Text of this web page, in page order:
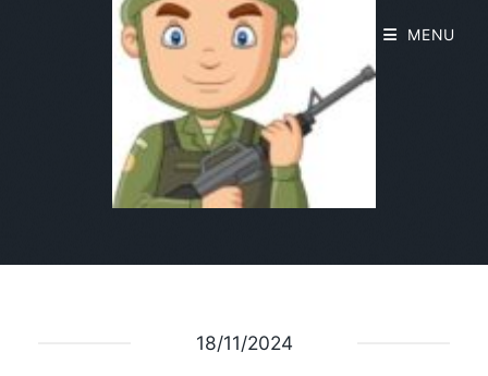
18/11/2024
MENU